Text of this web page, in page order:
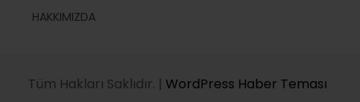
HAKKIMIZDA
Tüm Hakları Saklıdır. | WordPress Haber Teması